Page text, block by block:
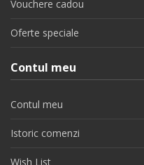
Vouchere cadou
Oferte speciale
Contul meu
Contul meu
Istoric comenzi
Wish List